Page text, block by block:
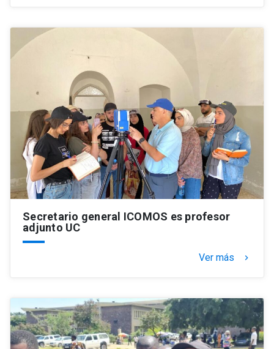
Secretario general ICOMOS es profesor
adjunto UC
Ver más keyboard_arrow_right